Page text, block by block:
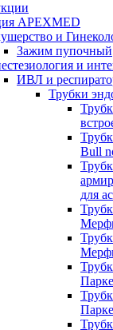
APEXMED
и
Зажим пупочный
и
ИВЛ и
Трубки
Bull
для